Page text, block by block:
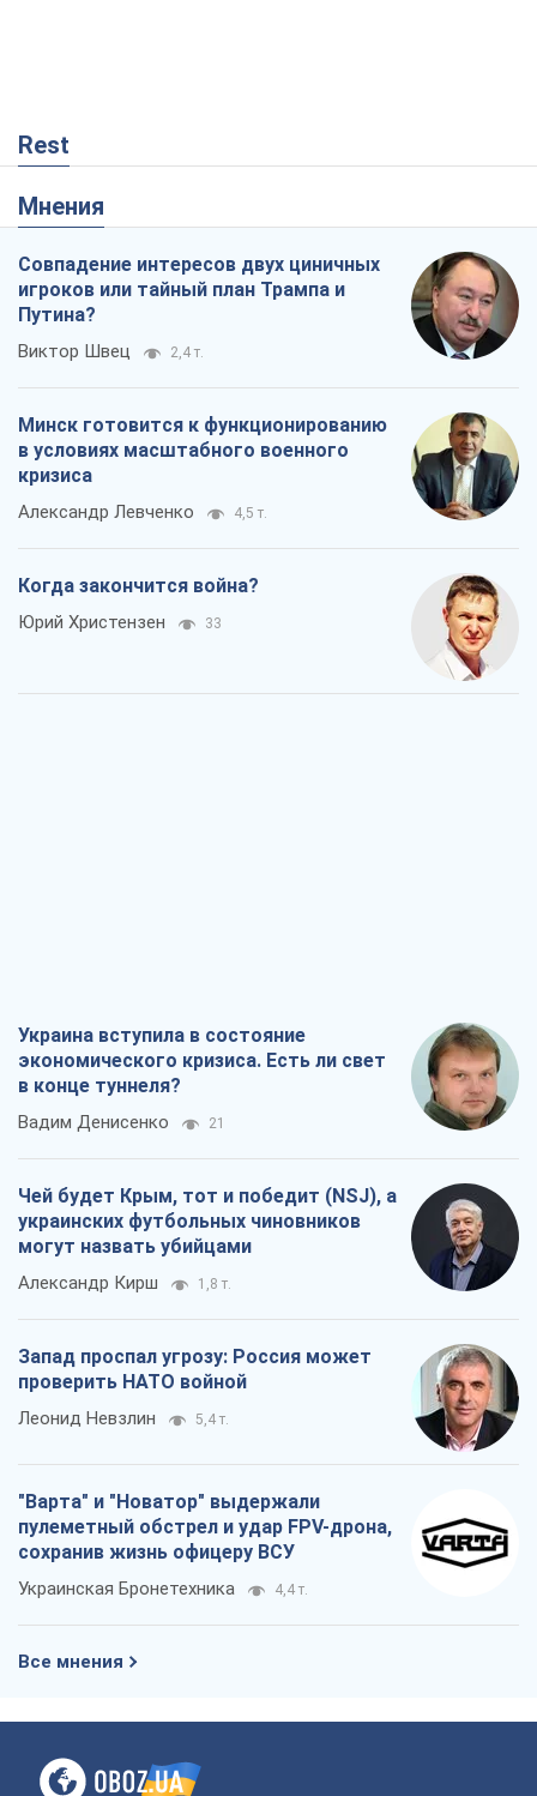
Rest
Мнения
Совпадение интересов двух циничных
игроков или тайный план Трампа и
Путина?
Виктор Швец 2,4 т.
Минск готовится к функционированию
в условиях масштабного военного
кризиса
Александр Левченко 4,5 т.
Когда закончится война?
Юрий Христензен 33
Украина вступила в состояние
экономического кризиса. Есть ли свет
в конце туннеля?
Вадим Денисенко 21
Чей будет Крым, тот и победит (NSJ), а
украинских футбольных чиновников
могут назвать убийцами
Александр Кирш 1,8 т.
Запад проспал угрозу: Россия может
проверить НАТО войной
Леонид Невзлин 5,4 т.
"Варта" и "Новатор" выдержали
пулеметный обстрел и удар FPV-дрона,
сохранив жизнь офицеру ВСУ
Украинская Бронетехника 4,4 т.
Все мнения